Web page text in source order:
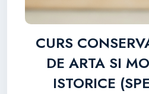
CURS
DE ARTA SI
ISTORICE